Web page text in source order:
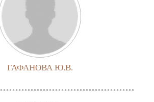
ГАФАНОВА Ю.В.